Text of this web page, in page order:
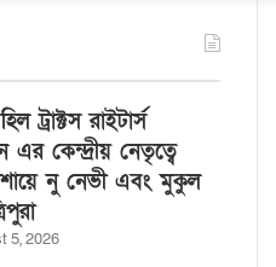
for
ট্রাক্টস রাইটার্স
এর কেন্দ্রীয় নেতৃত্বে
নু নেভী এবং মুকুল
5, 2026